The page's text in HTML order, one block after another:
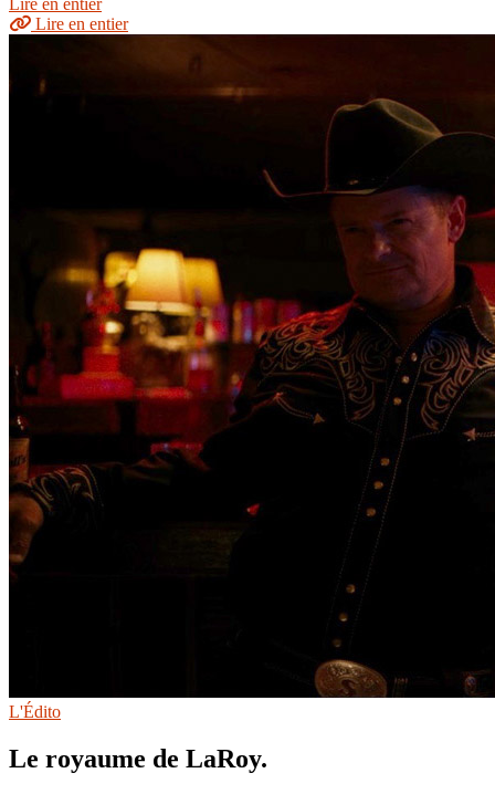
Lire en entier
L'Édito
Le royaume de LaRoy.